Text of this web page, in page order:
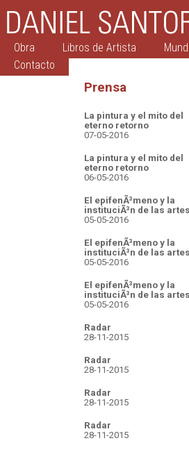
Obra Libros de Artista
Contacto
Prensa
La pintura y el mito del
eterno retorno
07-05-2016
La pintura y el mito del
eterno retorno
06-05-2016
El epifenÃ³meno y la
instituciÃ³n de las artes
05-05-2016
El epifenÃ³meno y la
instituciÃ³n de las artes
05-05-2016
El epifenÃ³meno y la
instituciÃ³n de las artes
05-05-2016
Radar
28-11-2015
Radar
28-11-2015
Radar
28-11-2015
Radar
28-11-2015